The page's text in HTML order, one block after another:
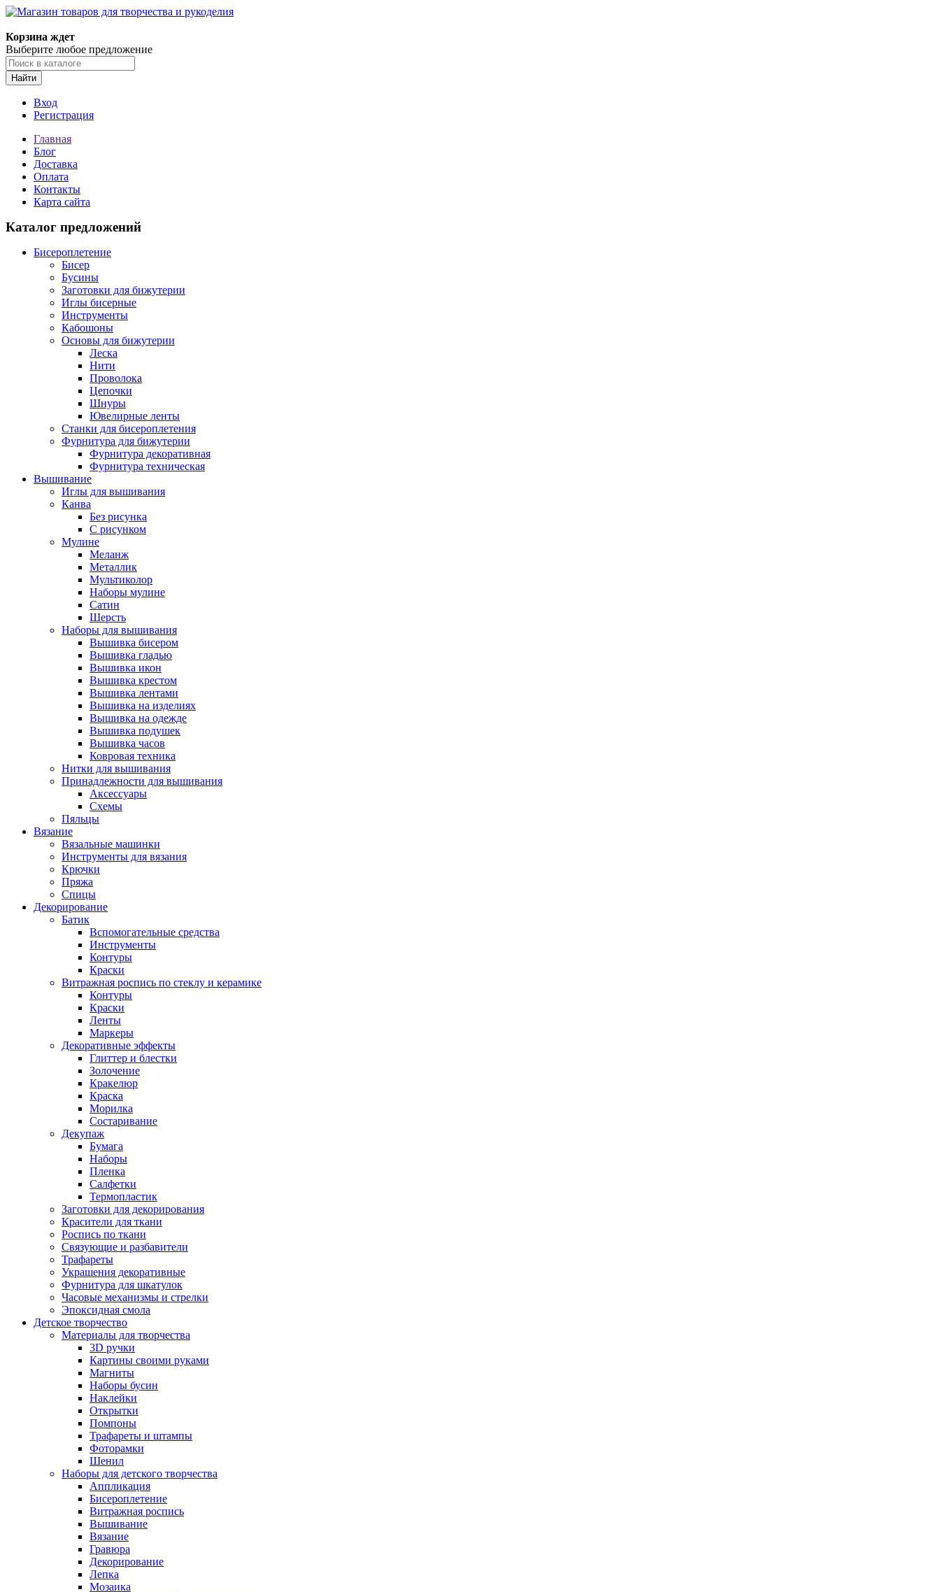
Корзина ждет
Выберите любое предложение
Найти
Вход
Регистрация
Главная
Блог
Доставка
Оплата
Контакты
Карта сайта
Каталог предложений
Бисероплетение
Бисер
Бусины
Заготовки для бижутерии
Иглы бисерные
Инструменты
Кабошоны
Основы для бижутерии
Леска
Нити
Проволока
Цепочки
Шнуры
Ювелирные ленты
Станки для бисероплетения
Фурнитура для бижутерии
Фурнитура декоративная
Фурнитура техническая
Вышивание
Иглы для вышивания
Канва
Без рисунка
С рисунком
Мулине
Меланж
Металлик
Мультиколор
Наборы мулине
Сатин
Шерсть
Наборы для вышивания
Вышивка бисером
Вышивка гладью
Вышивка икон
Вышивка крестом
Вышивка лентами
Вышивка на изделиях
Вышивка на одежде
Вышивка подушек
Вышивка часов
Ковровая техника
Нитки для вышивания
Принадлежности для вышивания
Аксессуары
Схемы
Пяльцы
Вязание
Вязальные машинки
Инструменты для вязания
Крючки
Пряжа
Спицы
Декорирование
Батик
Вспомогательные средства
Инструменты
Контуры
Краски
Витражная роспись по стеклу и керамике
Контуры
Краски
Ленты
Маркеры
Декоративные эффекты
Глиттер и блестки
Золочение
Кракелюр
Краска
Морилка
Состаривание
Декупаж
Бумага
Наборы
Пленка
Салфетки
Термопластик
Заготовки для декорирования
Красители для ткани
Роспись по ткани
Связующие и разбавители
Трафареты
Украшения декоративные
Фурнитура для шкатулок
Часовые механизмы и стрелки
Эпоксидная смола
Детское творчество
Материалы для творчества
3D ручки
Картины своими руками
Магниты
Наборы бусин
Наклейки
Открытки
Помпоны
Трафареты и штампы
Фоторамки
Шенил
Наборы для детского творчества
Аппликация
Бисероплетение
Витражная роспись
Вышивание
Вязание
Гравюра
Декорирование
Лепка
Мозаика